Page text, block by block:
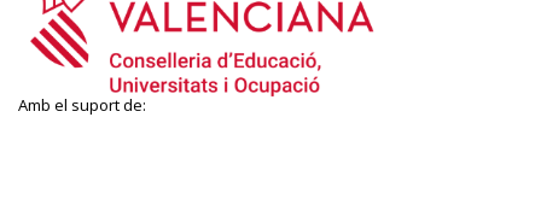
Amb el suport de: